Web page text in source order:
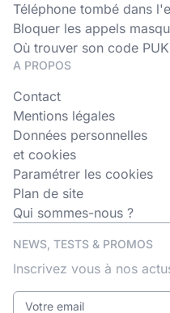
Téléphone tombé dans
Bloquer les appels
Où trouver son code
A PROPOS
Contact
Mentions légales
Données personnelles
et cookies
Paramétrer les cookies
Plan de site
Qui sommes-nous ?
NEWS, TESTS & PROMOS
Inscrivez vous à nos